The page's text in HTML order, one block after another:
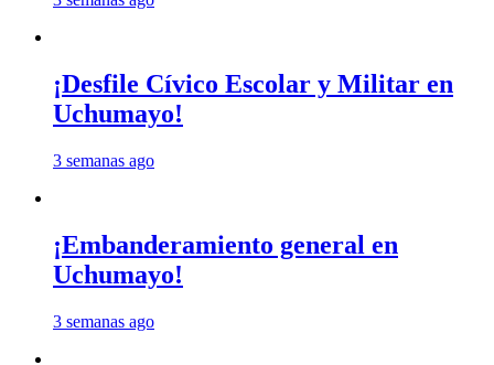
¡Desfile Cívico Escolar y Militar en
Uchumayo!
3 semanas ago
¡Embanderamiento general en
Uchumayo!
3 semanas ago